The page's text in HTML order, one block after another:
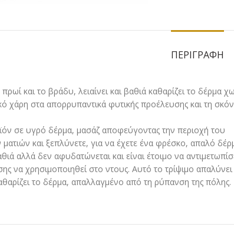
ΠΕΡΙΓΡΑΦΉ
πρωί και το βράδυ, λειαίνει και βαθιά καθαρίζει το δέρμα
χάρη στα απορρυπαντικά φυτικής προέλευσης και τη
σε υγρό δέρμα, μασάζ αποφεύγοντας την περιοχή του
ματιών και ξεπλύνετε, για να έχετε ένα φρέσκο, απαλό
αλλά δεν αφυδατώνεται και είναι έτοιμο να
να χρησιμοποιηθεί στο ντους. Αυτό το τρίψιμο απαλύνει
το δέρμα, απαλλαγμένο από τη ρύπανση της πόλης.